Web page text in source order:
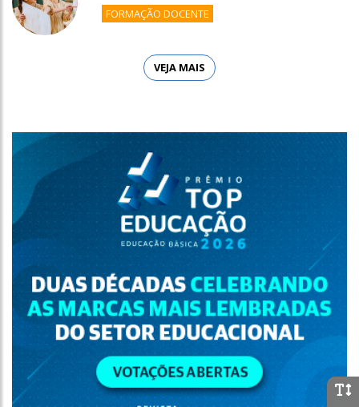
FORMAÇÃO DOCENTE
VEJA MAIS